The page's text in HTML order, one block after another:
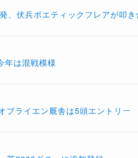
、伏兵ポエティックフレアが叩き
年は混戦模様
ブライエン厩舎は5頭エントリー